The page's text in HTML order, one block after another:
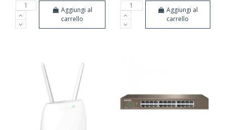
Aggiungi al
carrello
Aggiungi al
carrello